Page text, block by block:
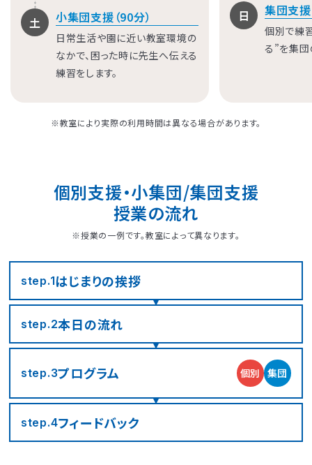
土 小集団支援（90分）
日常生活や園に近い教室環境の
なかで、困った時に先生へ伝える
練習をします。
日 集団支援
個別で練
る”を集団
※教室により実際の利用時間は異なる場合があります。
個別支援・小集団/集団支援
授業の流れ
※授業の一例です。教室によって異なります。
step.1はじまりの挨拶
step.2本日の流れ
step.3プログラム 個別 集団
step.4フィードバック
LITALICOジュニア
茨城エリアの教室一覧
つくば市
児童発達支援
LITALICOジュニア
埼玉エリアの教室一覧
さいたま市浦和区
朝霞市
LITALICOジュニア
千葉エリアの教室一覧
船橋市
浦安市
LITALICOジュニア
東京エリアの教室一覧
武蔵野市
豊島区
LITALICOジュニア
神奈川エリアの教室一覧
川崎市川崎区
横浜市港北区
LITALICOジュニア
愛知エリアの教室一覧
名古屋市名東区
名古屋市北区
LITALICOジュニア
静岡エリアの教室一覧
静岡市駿河区
児童発達支援
LITALICOジュニア
三重エリアの教室一覧
四日市市
放課後等デイサービス
LITALICOジュニア
大阪エリアの教室一覧
寝屋川市
大阪市住之江区
LITALICOジュニア
兵庫エリアの教室一覧
神戸市東灘区
神戸市垂水区
LITALICOジュニア
京都エリアの教室一覧
京都市下京区
京都市東山区
LITALICOジュニア
奈良エリアの教室一覧
奈良市
北葛城郡王寺町
LITALICOジュニア
宮城エリアの教室一覧
仙台市太白区
児童発達支援
LITALICOジュニア
広島エリアの教室一覧
広島市中区
児童発達支援
LITALICOジュニア
福岡エリアの教室一覧
北九州市
福岡市城南区